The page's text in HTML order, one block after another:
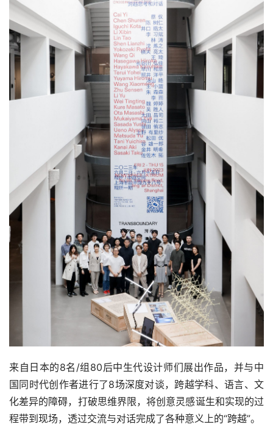
来自日本的8名/组80后中生代设计师们展出作品，并与中
国同时代创作者进行了8场深度对谈，跨越学科、语言、文
化差异的障碍，打破思维界限，将创意灵感诞生和实现的过
程带到现场，透过交流与对话完成了各种意义上的“跨越”。